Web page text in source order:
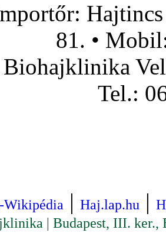
81. •
Biohajklinika
Tel.:
Wikipédia | Haj.lap.hu |
| Budapest, III. ker.,